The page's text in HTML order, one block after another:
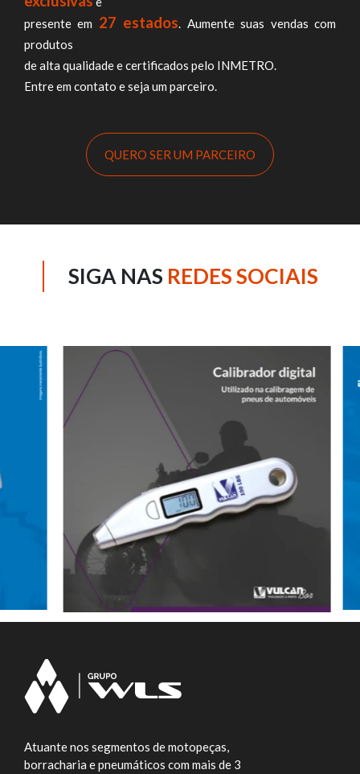
presente em 27 estados. Aumente suas vendas com
produtos
de alta qualidade e certificados pelo INMETRO.
Entre em contato e seja um parceiro.
QUERO SER UM PARCEIRO
SIGA NAS REDES SOCIAIS
Atuante nos segmentos de motopeças,
borracharia e pneumáticos com mais de 3